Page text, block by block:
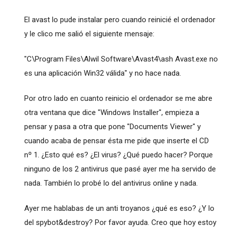
El avast lo pude instalar pero cuando reinicié el ordenador
y le clico me salió el siguiente mensaje:
"C\Program Files\Alwil Software\Avast4\ash Avast.exe no
es una aplicación Win32 válida" y no hace nada.
Por otro lado en cuanto reinicio el ordenador se me abre
otra ventana que dice "Windows Installer", empieza a
pensar y pasa a otra que pone "Documents Viewer" y
cuando acaba de pensar ésta me pide que inserte el CD
nº 1. ¿Esto qué es? ¿El virus? ¿Qué puedo hacer? Porque
ninguno de los 2 antivirus que pasé ayer me ha servido de
nada. También lo probé lo del antivirus online y nada.
Ayer me hablabas de un anti troyanos ¿qué es eso? ¿Y lo
del spybot&destroy? Por favor ayuda. Creo que hoy estoy